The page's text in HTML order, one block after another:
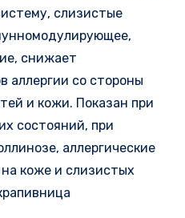
слизистые
снижает
аллергии со стороны
и кожи. Показан при
состояний, при
аллергические
коже и слизистых